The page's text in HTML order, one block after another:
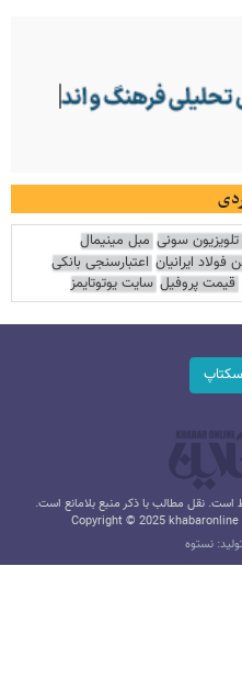
سونی مبل مینیمال
ایرانیان اعتبارسنجی بانکی
قیمت پروفیل سایت یوتوتایمز
نقل مطالب با ذکر منبع بلامانع است.
Copyright © 2025
نستوه